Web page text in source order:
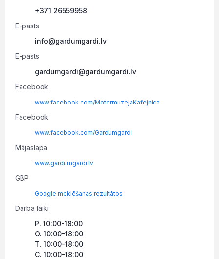
+371 26559958
E-pasts
info@gardumgardi.lv
E-pasts
gardumgardi@gardumgardi.lv
Facebook
www.facebook.com/MotormuzejaKafejnica
Facebook
www.facebook.com/Gardumgardi
Mājaslapa
www.gardumgardi.lv
GBP
Google meklēšanas rezultātos
Darba laiki
P. 10:00-18:00
O. 10:00-18:00
T. 10:00-18:00
C. 10:00-18:00